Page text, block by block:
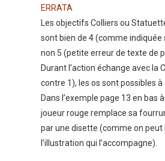
ERRATA
Les objectifs Colliers ou
sont bien de 4 (comme indiquée
non 5 (petite erreur de texte de
Durant l’action échange avec la
contre 1), les os sont possibles à
Dans l’exemple page 13 en bas
joueur rouge remplace sa
par une disette (comme on peut
l’illustration qui l’accompagne).